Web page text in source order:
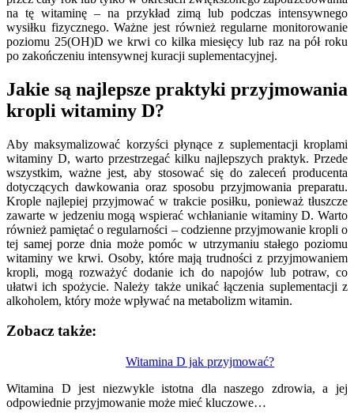
na tę witaminę – na przykład zimą lub podczas intensywnego
wysiłku fizycznego. Ważne jest również regularne monitorowanie
poziomu 25(OH)D we krwi co kilka miesięcy lub raz na pół roku
po zakończeniu intensywnej kuracji suplementacyjnej.
Jakie są najlepsze praktyki przyjmowania
kropli witaminy D?
Aby maksymalizować korzyści płynące z suplementacji kroplami
witaminy D, warto przestrzegać kilku najlepszych praktyk. Przede
wszystkim, ważne jest, aby stosować się do zaleceń producenta
dotyczących dawkowania oraz sposobu przyjmowania preparatu.
Krople najlepiej przyjmować w trakcie posiłku, ponieważ tłuszcze
zawarte w jedzeniu mogą wspierać wchłanianie witaminy D. Warto
również pamiętać o regularności – codzienne przyjmowanie kropli o
tej samej porze dnia może pomóc w utrzymaniu stałego poziomu
witaminy we krwi. Osoby, które mają trudności z przyjmowaniem
kropli, mogą rozważyć dodanie ich do napojów lub potraw, co
ułatwi ich spożycie. Należy także unikać łączenia suplementacji z
alkoholem, który może wpływać na metabolizm witamin.
Zobacz także:
Witamina D jak przyjmować?
Witamina D jest niezwykle istotna dla naszego zdrowia, a jej
odpowiednie przyjmowanie może mieć kluczowe…
wpisu